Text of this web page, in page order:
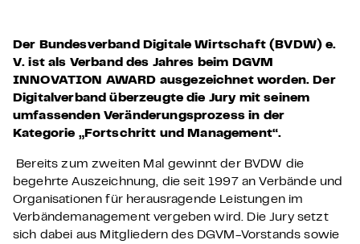
Der Bundesverband Digitale Wirtschaft (BVDW) e.
V. ist als Verband des Jahres beim DGVM
INNOVATION AWARD ausgezeichnet worden. Der
Digitalverband überzeugte die Jury mit seinem
umfassenden Veränderungsprozess in der
Kategorie „Fortschritt und Management“.
Bereits zum zweiten Mal gewinnt der BVDW die
begehrte Auszeichnung, die seit 1997 an Verbände und
Organisationen für herausragende Leistungen im
Verbändemanagement vergeben wird. Die Jury setzt
sich dabei aus Mitgliedern des DGVM-Vorstands sowie